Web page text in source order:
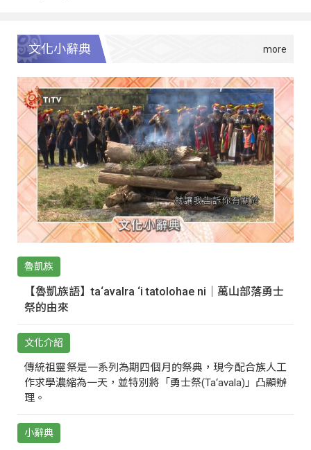
文化小辭典
魯凱族
【魯凱族語】ta‘avalra ‘i tatolohae ni｜萬山部落勇士
祭的由來
文化介紹
傳統祖靈祭是一系列為期四個月的祭典，現今配合族人工
作求學濃縮為一天，並特別將「勇士祭(Ta‘avala)」凸顯辦
理。
小辭典